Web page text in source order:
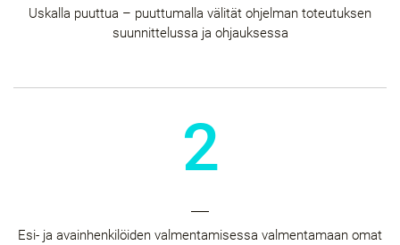
Uskalla puuttua – puuttumalla välität ohjelman toteutuksen
suunnittelussa ja ohjauksessa​
2
Esi- ja avainhenkilöiden valmentamisessa valmentamaan omat